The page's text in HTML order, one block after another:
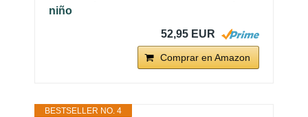
niño
52,95 EUR
Comprar en Amazon
BESTSELLER NO. 4